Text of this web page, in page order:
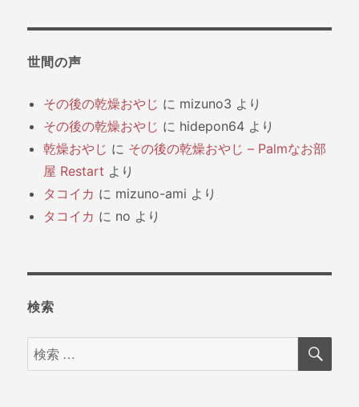
世間の声
その後の乾燥おやじ に mizuno3 より
その後の乾燥おやじ に hidepon64 より
乾燥おやじ に その後の乾燥おやじ – Palmなお部
屋 Restart より
タコイカ に mizuno-ami より
タコイカ に no より
検索
検
索
検